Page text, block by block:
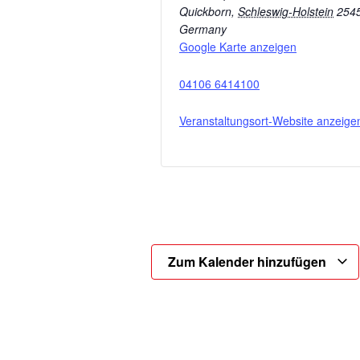
Quickborn, Schleswig-Holstein
Germany
Google Karte anzeigen
04106 6414100
Veranstaltungsort-Website
Zum Kalender hinzufügen